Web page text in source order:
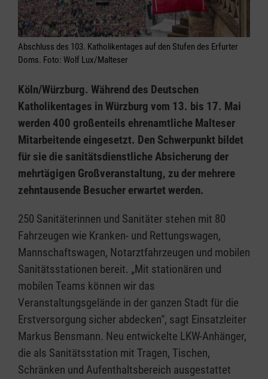
Abschluss des 103. Katholikentages auf den Stufen des Erfurter
Doms. Foto: Wolf Lux/Malteser
Köln/Würzburg. Während des Deutschen
Katholikentages in Würzburg vom 13. bis 17. Mai
werden 400 großenteils ehrenamtliche Malteser
Mitarbeitende eingesetzt. Den Schwerpunkt bildet
für sie die sanitätsdienstliche Absicherung der
mehrtägigen Großveranstaltung, zu der mehrere
zehntausende Besucher erwartet werden.
250 Sanitäterinnen und Sanitäter stehen mit 80
Fahrzeugen wie Kranken- und Rettungswagen,
Mannschaftswagen, Notarztfahrzeugen und mobilen
Sanitätsstationen bereit. „Mit stationären und
mobilen Teams können wir das
Veranstaltungsgelände in der ganzen Stadt für die
Erstversorgung sicher abdecken“, sagt Einsatzleiter
Markus Bensmann. Neu entwickelte LKW-Anhänger,
die als Sanitätsstation mit Tragen, Tischen,
Schränken und Aufenthaltsbereich ausgestattet